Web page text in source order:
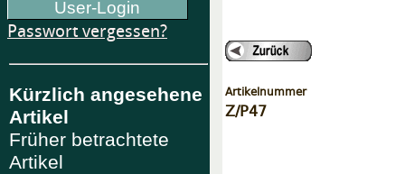
Passwort vergessen?
Kürzlich angesehene
Artikel
Früher betrachtete
Artikel
Artikelnummer
Z/P47